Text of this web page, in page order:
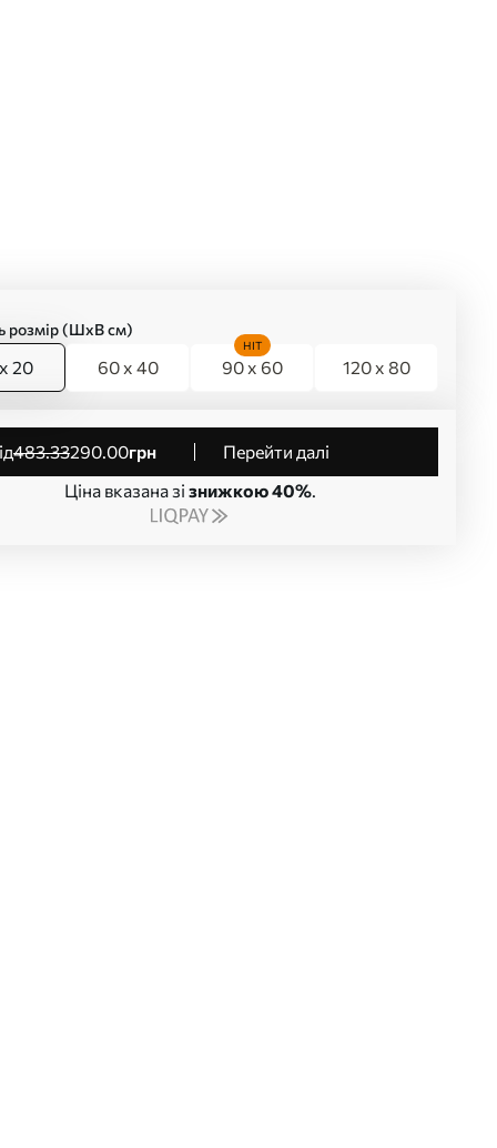
розмір (ШхВ см)
20 60 x 40 90 x 60
HIT
120 x 80
від483.33290.00грн
Перейти далі
Ціна вказана зі знижкою 40%.